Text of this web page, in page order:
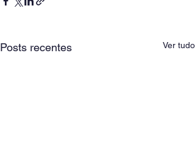
Posts recentes Ver tudo